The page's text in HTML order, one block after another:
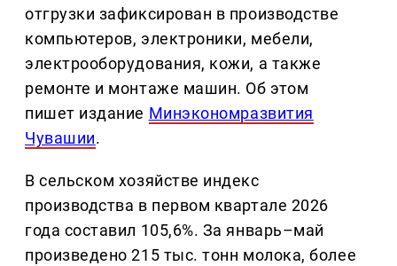
отгрузки зафиксирован в производстве
компьютеров, электроники, мебели,
электрооборудования, кожи, а также
ремонте и монтаже машин. Об этом
пишет издание Минэкономразвития
Чувашии.
В сельском хозяйстве индекс
производства в первом квартале 2026
года составил 105,6%. За январь–май
произведено 215 тыс. тонн молока, более